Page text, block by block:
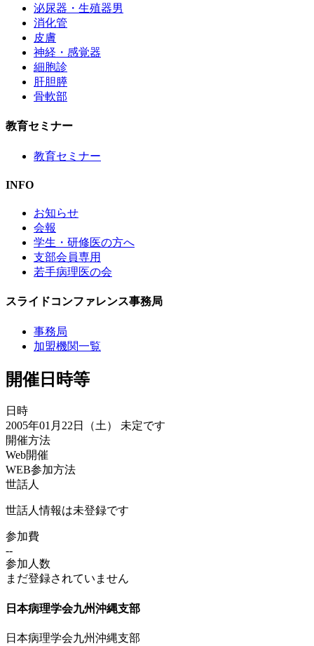
泌尿器・生殖器男
消化管
皮膚
神経・感覚器
細胞診
肝胆膵
骨軟部
教育セミナー
教育セミナー
INFO
お知らせ
会報
学生・研修医の方へ
支部会員専用
若手病理医の会
スライドコンファレンス事務局
事務局
加盟機関一覧
開催日時等
日時
2005年01月22日（土）
未定です
開催方法
Web開催
WEB参加方法
世話人
世話人情報は未登録です
参加費
--
参加人数
まだ登録されていません
日本病理学会九州沖縄支部
日本病理学会九州沖縄支部